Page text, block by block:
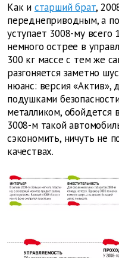
Как и старший брат,
переднеприводным, а
уступает 3008-му
немного острее в
300 кг массе с тем же
разгоняется заметно
нюанс: версия «Актив»,
подушками
металликом, обойдется
3008-м такой
сэкономить, ничуть не
качествах.